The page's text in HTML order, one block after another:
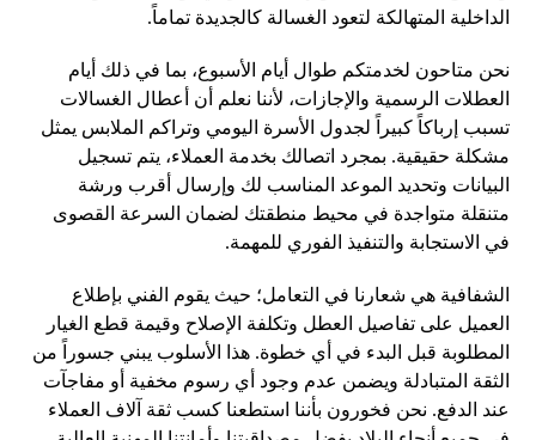
الداخلية المتهالكة لتعود الغسالة كالجديدة تماماً.
نحن متاحون لخدمتكم طوال أيام الأسبوع، بما في ذلك أيام
العطلات الرسمية والإجازات، لأننا نعلم أن أعطال الغسالات
تسبب إرباكاً كبيراً لجدول الأسرة اليومي وتراكم الملابس يمثل
مشكلة حقيقية. بمجرد اتصالك بخدمة العملاء، يتم تسجيل
البيانات وتحديد الموعد المناسب لك وإرسال أقرب ورشة
متنقلة متواجدة في محيط منطقتك لضمان السرعة القصوى
في الاستجابة والتنفيذ الفوري للمهمة.
الشفافية هي شعارنا في التعامل؛ حيث يقوم الفني بإطلاع
العميل على تفاصيل العطل وتكلفة الإصلاح وقيمة قطع الغيار
المطلوبة قبل البدء في أي خطوة. هذا الأسلوب يبني جسوراً من
الثقة المتبادلة ويضمن عدم وجود أي رسوم مخفية أو مفاجآت
عند الدفع. نحن فخورون بأننا استطعنا كسب ثقة آلاف العملاء